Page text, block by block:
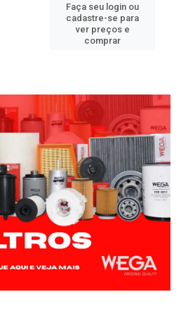
Faça seu login ou
cadastre-se para
ver preços e
comprar